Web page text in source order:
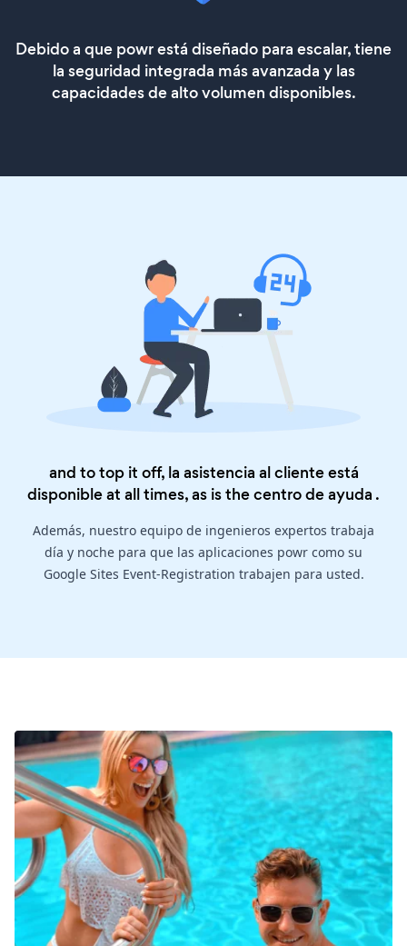
Debido a que powr está diseñado para escalar, tiene
la seguridad integrada más avanzada y las
capacidades de alto volumen disponibles.
and to top it off, la asistencia al cliente está
disponible at all times, as is thecentro de ayuda .
Además, nuestro equipo de ingenieros expertos trabaja
día y noche para que las aplicaciones powr como su
Google Sites Event-Registration trabajen para usted.